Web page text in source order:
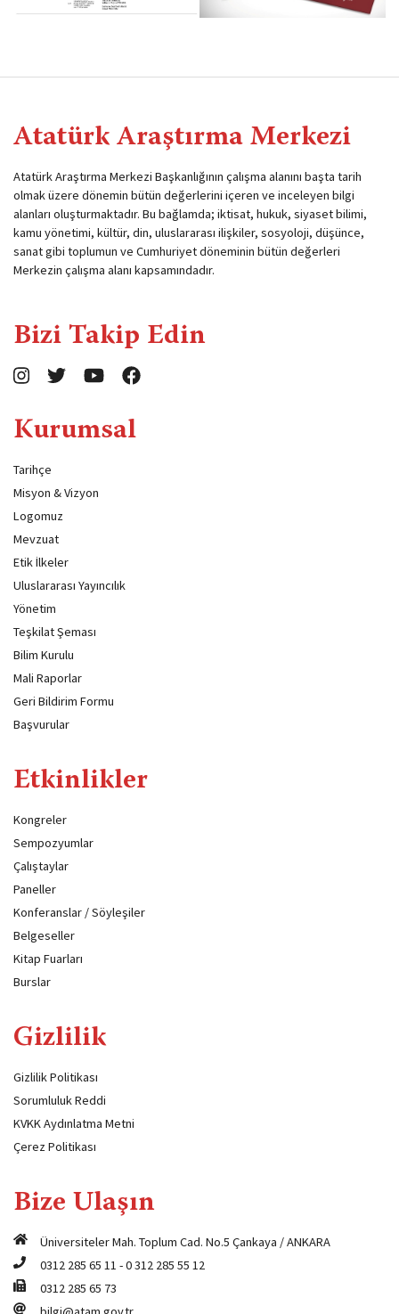
Atatürk Araştırma Merkezi
Atatürk Araştırma Merkezi Başkanlığının çalışma alanını başta tarih
olmak üzere dönemin bütün değerlerini içeren ve inceleyen bilgi
alanları oluşturmaktadır. Bu bağlamda; iktisat, hukuk, siyaset bilimi,
kamu yönetimi, kültür, din, uluslararası ilişkiler, sosyoloji, düşünce,
sanat gibi toplumun ve Cumhuriyet döneminin bütün değerleri
Merkezin çalışma alanı kapsamındadır.
Bizi Takip Edin
Kurumsal
Tarihçe
Misyon & Vizyon
Logomuz
Mevzuat
Etik İlkeler
Uluslararası Yayıncılık
Yönetim
Teşkilat Şeması
Bilim Kurulu
Mali Raporlar
Geri Bildirim Formu
Başvurular
Etkinlikler
Kongreler
Sempozyumlar
Çalıştaylar
Paneller
Konferanslar / Söyleşiler
Belgeseller
Kitap Fuarları
Burslar
Gizlilik
Gizlilik Politikası
Sorumluluk Reddi
KVKK Aydınlatma Metni
Çerez Politikası
Bize Ulaşın
Üniversiteler Mah. Toplum Cad. No.5 Çankaya / ANKARA
0312 285 65 11 -0 312 285 55 12
0312 285 65 73